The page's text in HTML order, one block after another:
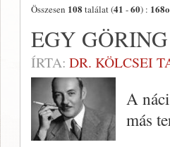
Összesen 108 találat (41 -60) :
EGY
ÍRTA: DR. KÖLCSEI
A
más